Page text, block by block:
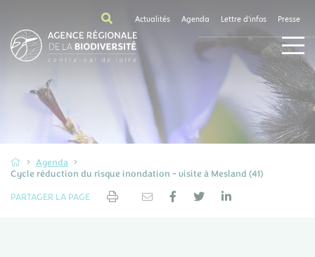
Actualités Agenda Lettre d'infos Presse
Agenda
Cycle réduction du risque inondation - visite à Mesland (41)
PARTAGER LA PAGE